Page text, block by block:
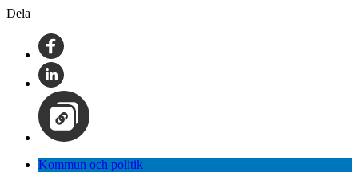
Dela
Kommun och politik